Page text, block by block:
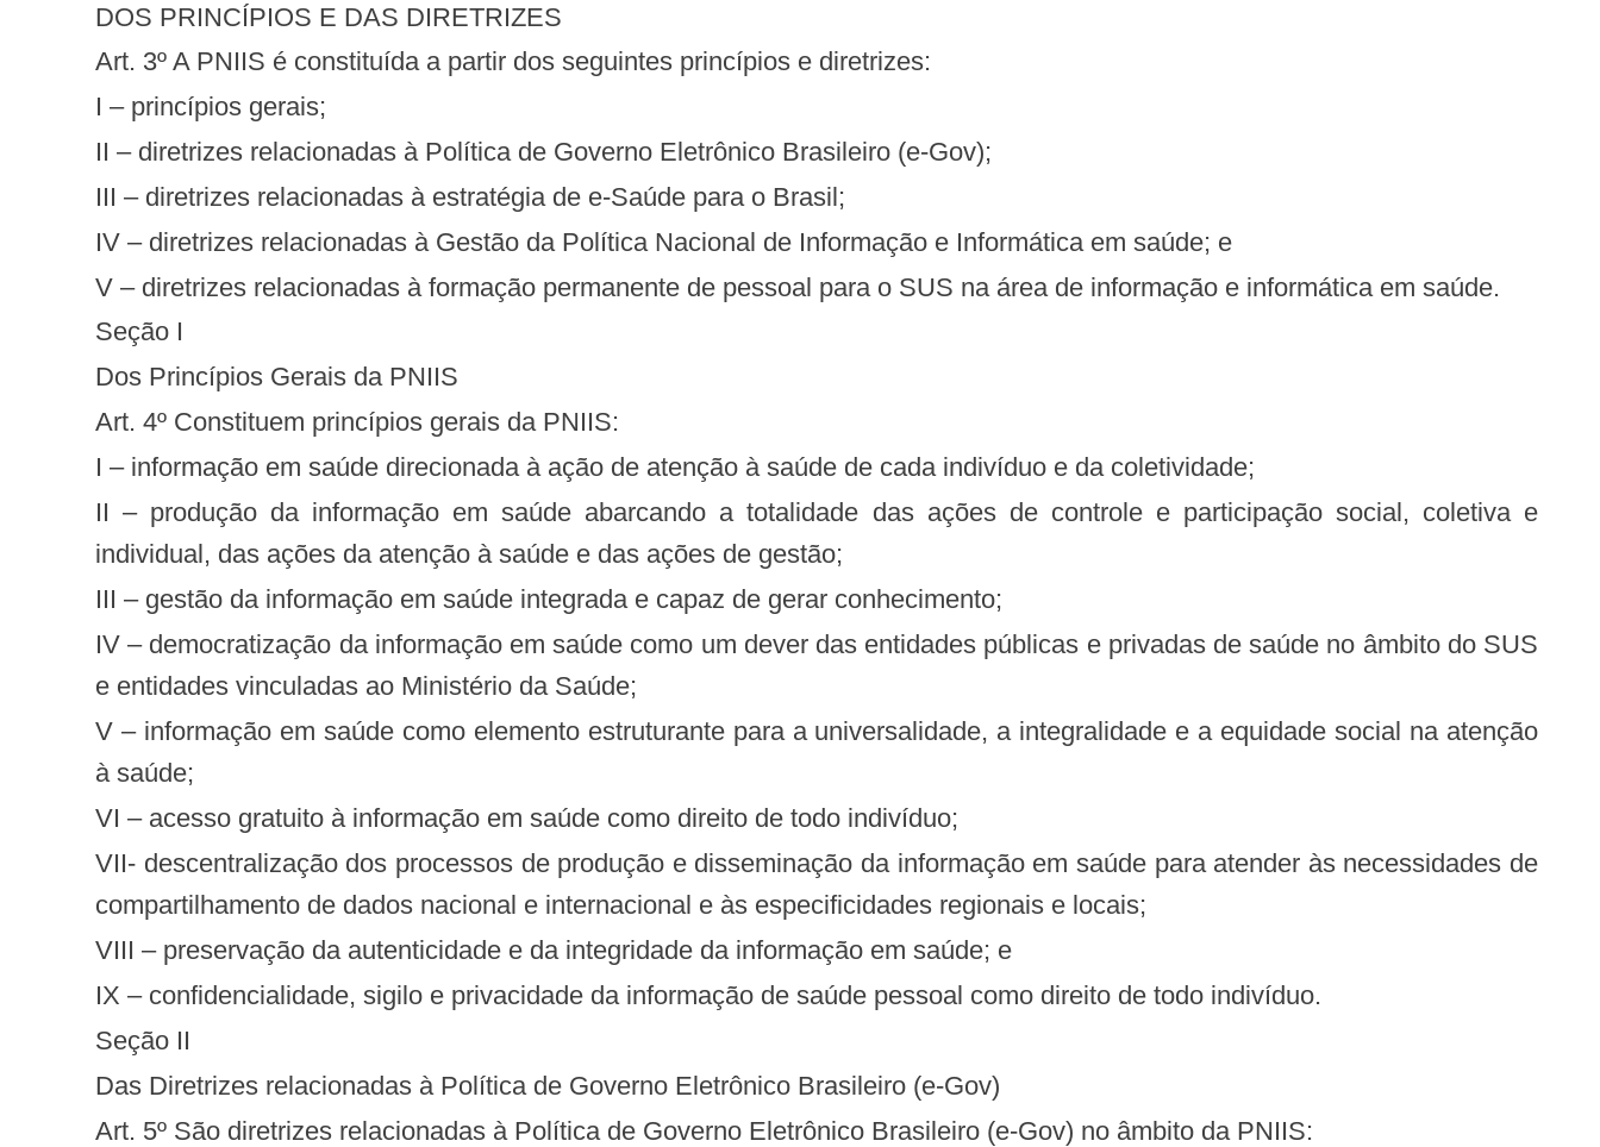
DOS PRINCÍPIOS E DAS DIRETRIZES
Art. 3º A PNIIS é constituída a partir dos seguintes princípios e diretrizes:
I – princípios gerais;
II – diretrizes relacionadas à Política de Governo Eletrônico Brasileiro (e-Gov);
III – diretrizes relacionadas à estratégia de e-Saúde para o Brasil;
IV – diretrizes relacionadas à Gestão da Política Nacional de Informação e Informática em saúde; e
V – diretrizes relacionadas à formação permanente de pessoal para o SUS na área de informação e informática em saúde.
Seção I
Dos Princípios Gerais da PNIIS
Art. 4º Constituem princípios gerais da PNIIS:
I – informação em saúde direcionada à ação de atenção à saúde de cada indivíduo e da coletividade;
II – produção da informação em saúde abarcando a totalidade das ações de controle e participação social, coletiva e
individual, das ações da atenção à saúde e das ações de gestão;
III – gestão da informação em saúde integrada e capaz de gerar conhecimento;
IV – democratização da informação em saúde como um dever das entidades públicas e privadas de saúde no âmbito do SUS
e entidades vinculadas ao Ministério da Saúde;
V – informação em saúde como elemento estruturante para a universalidade, a integralidade e a equidade social na atenção
à saúde;
VI – acesso gratuito à informação em saúde como direito de todo indivíduo;
VII- descentralização dos processos de produção e disseminação da informação em saúde para atender às necessidades de
compartilhamento de dados nacional e internacional e às especificidades regionais e locais;
VIII – preservação da autenticidade e da integridade da informação em saúde; e
IX – confidencialidade, sigilo e privacidade da informação de saúde pessoal como direito de todo indivíduo.
Seção II
Das Diretrizes relacionadas à Política de Governo Eletrônico Brasileiro (e-Gov)
Art. 5º São diretrizes relacionadas à Política de Governo Eletrônico Brasileiro (e-Gov) no âmbito da PNIIS: